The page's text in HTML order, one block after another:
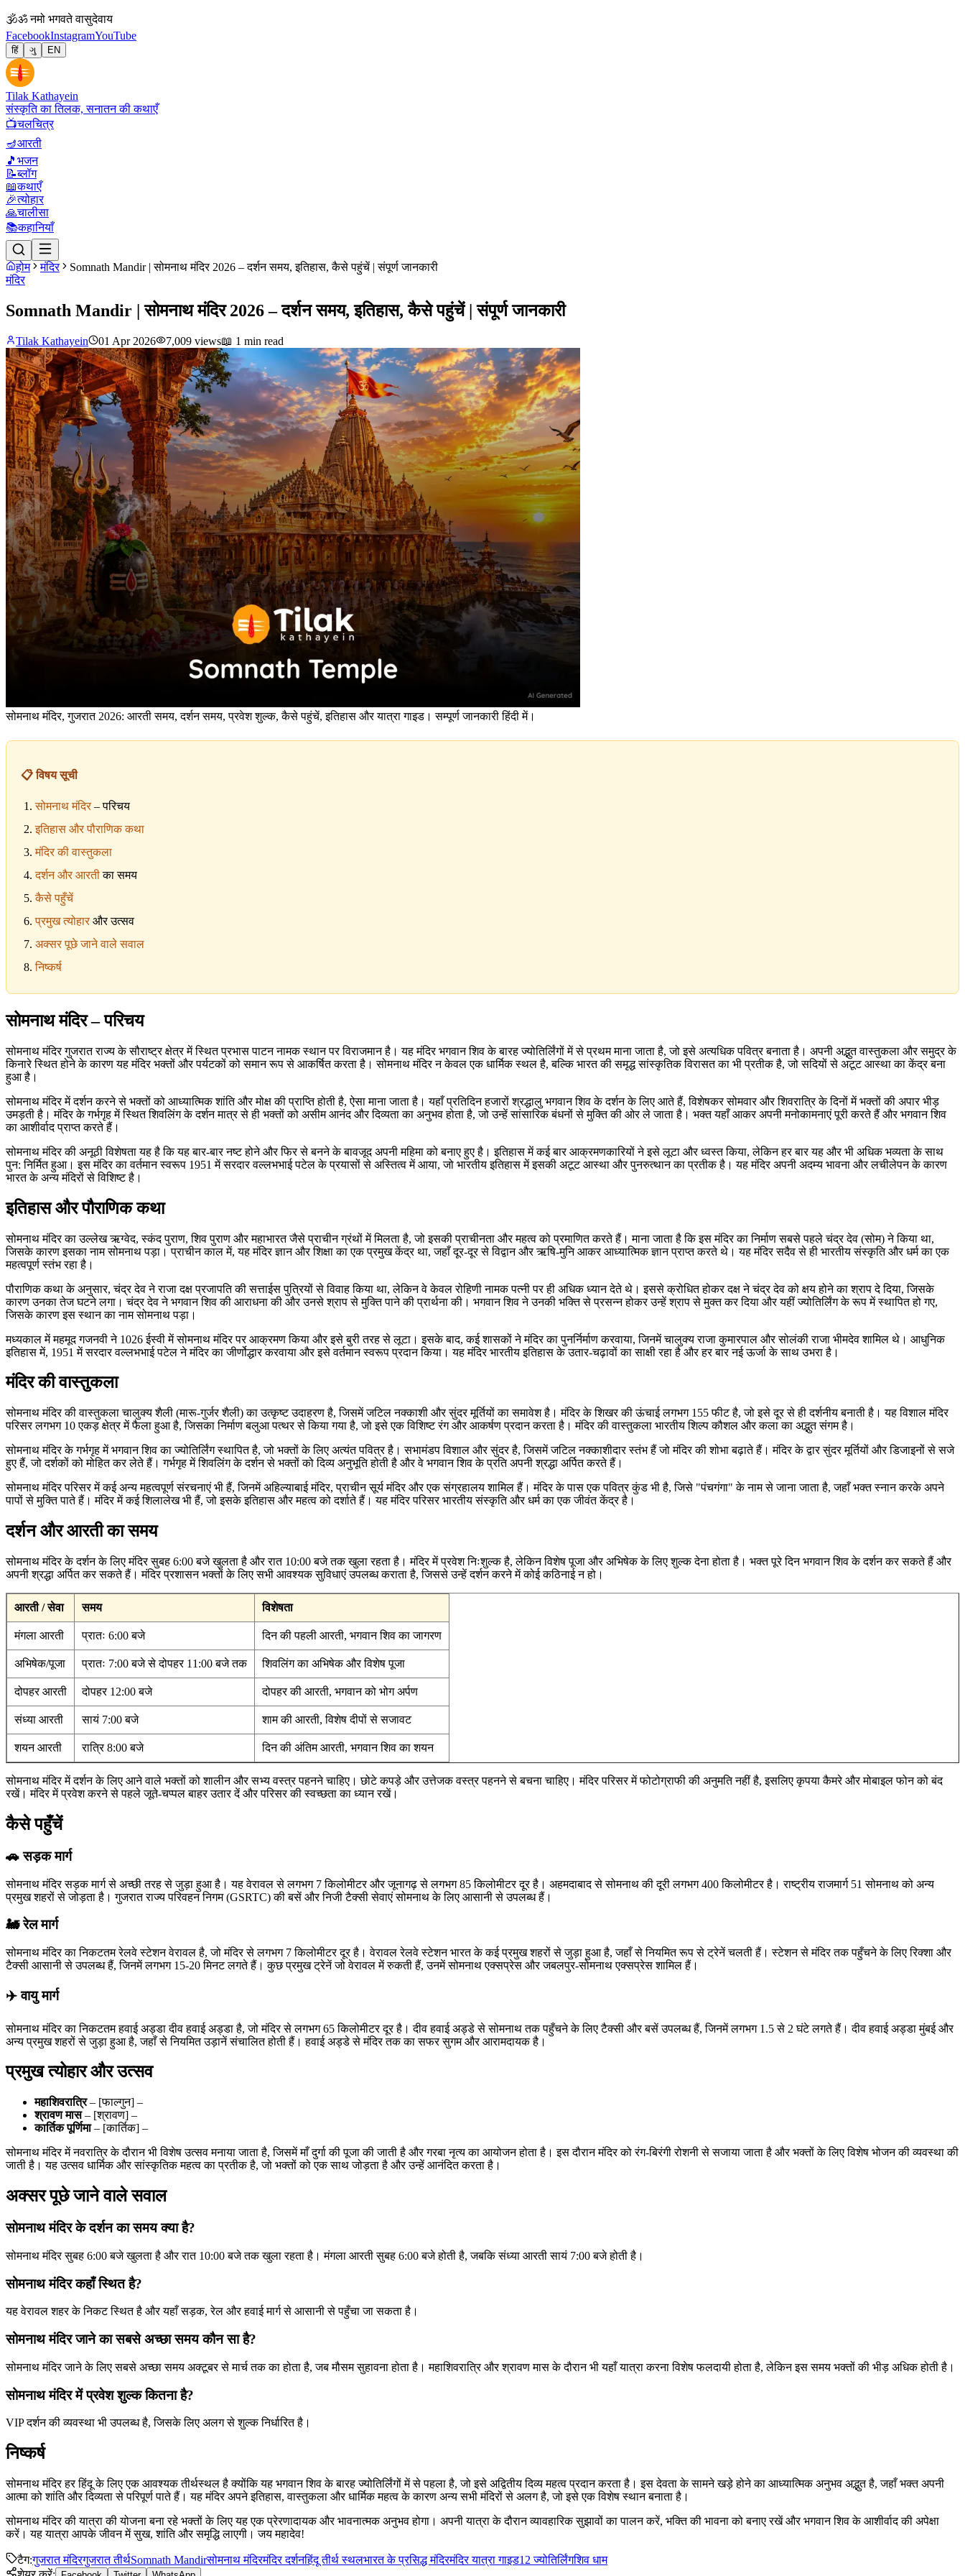
🕉ॐ नमो भगवते वासुदेवाय
FacebookInstagramYouTube
हिं ગુ EN
Tilak Kathayein
संस्कृति का तिलक, सनातन की कथाएँ
📺चलचित्र
🪔आरती
🎵 भजन
📝ब्लॉग
📖कथाएँ
🎉त्योहार
🙏चालीसा
📚कहानियाँ
होम मंदिर
Somnath Mandir | सोमनाथ मंदिर 2026 – दर्शन समय, इतिहास, कैसे पहुंचें | संपूर्ण जानकारी
मंदिर
Somnath Mandir | सोमनाथ मंदिर 2026 – दर्शन समय, इतिहास, कैसे पहुंचें | संपूर्ण जानकारी
Tilak Kathayein 01 Apr 2026 7,009 views📖 1 min read
सोमनाथ मंदिर, गुजरात 2026: आरती समय, दर्शन समय, प्रवेश शुल्क, कैसे पहुंचें, इतिहास और यात्रा गाइड। सम्पूर्ण जानकारी हिंदी में।
📋 विषय सूची
सोमनाथमंदिर – परिचय
इतिहास और पौराणिक कथा
मंदिर की वास्तुकला
दर्शन और आरतीका समय
कैसे पहुँचें
प्रमुखत्योहार और उत्सव
अक्सर पूछे जाने वाले सवाल
निष्कर्ष
सोमनाथ मंदिर – परिचय
सोमनाथ मंदिर गुजरात राज्य के सौराष्ट्र क्षेत्र में स्थित प्रभास पाटन नामक स्थान पर विराजमान है। यह मंदिर भगवान शिव के बारह ज्योतिर्लिंगों में से प्रथम माना जाता है, जो इसे अत्यधिक पवित्र बनाता है। अपनी अद्भुत वास्तुकला और समुद्र के
किनारे स्थित होने के कारण यह मंदिर भक्तों और पर्यटकों को समान रूप से आकर्षित करता है। सोमनाथ मंदिर न केवल एक धार्मिक स्थल है, बल्कि भारत की समृद्ध सांस्कृतिक विरासत का भी प्रतीक है, जो सदियों से अटूट आस्था का केंद्र बना
हुआ है।
सोमनाथ मंदिर में दर्शन करने से भक्तों को आध्यात्मिक शांति और मोक्ष की प्राप्ति होती है, ऐसा माना जाता है। यहाँ प्रतिदिन हजारों श्रद्धालु भगवान शिव के दर्शन के लिए आते हैं, विशेषकर सोमवार और शिवरात्रि के दिनों में भक्तों की अपार भीड़
उमड़ती है। मंदिर के गर्भगृह में स्थित शिवलिंग के दर्शन मात्र से ही भक्तों को असीम आनंद और दिव्यता का अनुभव होता है, जो उन्हें सांसारिक बंधनों से मुक्ति की ओर ले जाता है। भक्त यहाँ आकर अपनी मनोकामनाएं पूरी करते हैं और भगवान शिव
का आशीर्वाद प्राप्त करते हैं।
सोमनाथ मंदिर की अनूठी विशेषता यह है कि यह बार-बार नष्ट होने और फिर से बनने के बावजूद अपनी महिमा को बनाए हुए है। इतिहास में कई बार आक्रमणकारियों ने इसे लूटा और ध्वस्त किया, लेकिन हर बार यह और भी अधिक भव्यता के साथ
पुन: निर्मित हुआ। इस मंदिर का वर्तमान स्वरूप 1951 में सरदार वल्लभभाई पटेल के प्रयासों से अस्तित्व में आया, जो भारतीय इतिहास में इसकी अटूट आस्था और पुनरुत्थान का प्रतीक है। यह मंदिर अपनी अदम्य भावना और लचीलेपन के कारण
भारत के अन्य मंदिरों से विशिष्ट है।
इतिहास और पौराणिक कथा
सोमनाथ मंदिर का उल्लेख ऋग्वेद, स्कंद पुराण, शिव पुराण और महाभारत जैसे प्राचीन ग्रंथों में मिलता है, जो इसकी प्राचीनता और महत्व को प्रमाणित करते हैं। माना जाता है कि इस मंदिर का निर्माण सबसे पहले चंद्र देव (सोम) ने किया था,
जिसके कारण इसका नाम सोमनाथ पड़ा। प्राचीन काल में, यह मंदिर ज्ञान और शिक्षा का एक प्रमुख केंद्र था, जहाँ दूर-दूर से विद्वान और ऋषि-मुनि आकर आध्यात्मिक ज्ञान प्राप्त करते थे। यह मंदिर सदैव से ही भारतीय संस्कृति और धर्म का एक
महत्वपूर्ण स्तंभ रहा है।
पौराणिक कथा के अनुसार, चंद्र देव ने राजा दक्ष प्रजापति की सत्ताईस पुत्रियों से विवाह किया था, लेकिन वे केवल रोहिणी नामक पत्नी पर ही अधिक ध्यान देते थे। इससे क्रोधित होकर दक्ष ने चंद्र देव को क्षय होने का श्राप दे दिया, जिसके
कारण उनका तेज घटने लगा। चंद्र देव ने भगवान शिव की आराधना की और उनसे श्राप से मुक्ति पाने की प्रार्थना की। भगवान शिव ने उनकी भक्ति से प्रसन्न होकर उन्हें श्राप से मुक्त कर दिया और यहीं ज्योतिर्लिंग के रूप में स्थापित हो गए,
जिसके कारण इस स्थान का नाम सोमनाथ पड़ा।
मध्यकाल में महमूद गजनवी ने 1026 ईस्वी में सोमनाथ मंदिर पर आक्रमण किया और इसे बुरी तरह से लूटा। इसके बाद, कई शासकों ने मंदिर का पुनर्निर्माण करवाया, जिनमें चालुक्य राजा कुमारपाल और सोलंकी राजा भीमदेव शामिल थे। आधुनिक
इतिहास में, 1951 में सरदार वल्लभभाई पटेल ने मंदिर का जीर्णोद्धार करवाया और इसे वर्तमान स्वरूप प्रदान किया। यह मंदिर भारतीय इतिहास के उतार-चढ़ावों का साक्षी रहा है और हर बार नई ऊर्जा के साथ उभरा है।
मंदिर की वास्तुकला
सोमनाथ मंदिर की वास्तुकला चालुक्य शैली (मारू-गुर्जर शैली) का उत्कृष्ट उदाहरण है, जिसमें जटिल नक्काशी और सुंदर मूर्तियों का समावेश है। मंदिर के शिखर की ऊंचाई लगभग 155 फीट है, जो इसे दूर से ही दर्शनीय बनाती है। यह विशाल मंदिर
परिसर लगभग 10 एकड़ क्षेत्र में फैला हुआ है, जिसका निर्माण बलुआ पत्थर से किया गया है, जो इसे एक विशिष्ट रंग और आकर्षण प्रदान करता है। मंदिर की वास्तुकला भारतीय शिल्प कौशल और कला का अद्भुत संगम है।
सोमनाथ मंदिर के गर्भगृह में भगवान शिव का ज्योतिर्लिंग स्थापित है, जो भक्तों के लिए अत्यंत पवित्र है। सभामंडप विशाल और सुंदर है, जिसमें जटिल नक्काशीदार स्तंभ हैं जो मंदिर की शोभा बढ़ाते हैं। मंदिर के द्वार सुंदर मूर्तियों और डिजाइनों से सजे
हुए हैं, जो दर्शकों को मोहित कर लेते हैं। गर्भगृह में शिवलिंग के दर्शन से भक्तों को दिव्य अनुभूति होती है और वे भगवान शिव के प्रति अपनी श्रद्धा अर्पित करते हैं।
सोमनाथ मंदिर परिसर में कई अन्य महत्वपूर्ण संरचनाएं भी हैं, जिनमें अहिल्याबाई मंदिर, प्राचीन सूर्य मंदिर और एक संग्रहालय शामिल हैं। मंदिर के पास एक पवित्र कुंड भी है, जिसे "पंचगंगा" के नाम से जाना जाता है, जहाँ भक्त स्नान करके अपने
पापों से मुक्ति पाते हैं। मंदिर में कई शिलालेख भी हैं, जो इसके इतिहास और महत्व को दर्शाते हैं। यह मंदिर परिसर भारतीय संस्कृति और धर्म का एक जीवंत केंद्र है।
दर्शन और आरती का समय
सोमनाथ मंदिर के दर्शन के लिए मंदिर सुबह 6:00 बजे खुलता है और रात 10:00 बजे तक खुला रहता है। मंदिर में प्रवेश निःशुल्क है, लेकिन विशेष पूजा और अभिषेक के लिए शुल्क देना होता है। भक्त पूरे दिन भगवान शिव के दर्शन कर सकते हैं और
अपनी श्रद्धा अर्पित कर सकते हैं। मंदिर प्रशासन भक्तों के लिए सभी आवश्यक सुविधाएं उपलब्ध कराता है, जिससे उन्हें दर्शन करने में कोई कठिनाई न हो।
आरती / सेवा समय विशेषता
मंगला आरती प्रातः 6:00 बजे दिन की पहली आरती, भगवान शिव का जागरण
अभिषेक/पूजा प्रातः 7:00 बजे से दोपहर 11:00 बजे तक शिवलिंग का अभिषेक और विशेष पूजा
दोपहर आरती दोपहर 12:00 बजे दोपहर की आरती, भगवान को भोग अर्पण
संध्या आरती सायं 7:00 बजे शाम की आरती, विशेष दीपों से सजावट
शयन आरती रात्रि 8:00 बजे दिन की अंतिम आरती, भगवान शिव का शयन
सोमनाथ मंदिर में दर्शन के लिए आने वाले भक्तों को शालीन और सभ्य वस्त्र पहनने चाहिए। छोटे कपड़े और उत्तेजक वस्त्र पहनने से बचना चाहिए। मंदिर परिसर में फोटोग्राफी की अनुमति नहीं है, इसलिए कृपया कैमरे और मोबाइल फोन को बंद
रखें। मंदिर में प्रवेश करने से पहले जूते-चप्पल बाहर उतार दें और परिसर की स्वच्छता का ध्यान रखें।
कैसे पहुँचें
🚗 सड़क मार्ग
सोमनाथ मंदिर सड़क मार्ग से अच्छी तरह से जुड़ा हुआ है। यह वेरावल से लगभग 7 किलोमीटर और जूनागढ़ से लगभग 85 किलोमीटर दूर है। अहमदाबाद से सोमनाथ की दूरी लगभग 400 किलोमीटर है। राष्ट्रीय राजमार्ग 51 सोमनाथ को अन्य
प्रमुख शहरों से जोड़ता है। गुजरात राज्य परिवहन निगम (GSRTC) की बसें और निजी टैक्सी सेवाएं सोमनाथ के लिए आसानी से उपलब्ध हैं।
🚂 रेल मार्ग
सोमनाथ मंदिर का निकटतम रेलवे स्टेशन वेरावल है, जो मंदिर से लगभग 7 किलोमीटर दूर है। वेरावल रेलवे स्टेशन भारत के कई प्रमुख शहरों से जुड़ा हुआ है, जहाँ से नियमित रूप से ट्रेनें चलती हैं। स्टेशन से मंदिर तक पहुँचने के लिए रिक्शा और
टैक्सी आसानी से उपलब्ध हैं, जिनमें लगभग 15-20 मिनट लगते हैं। कुछ प्रमुख ट्रेनें जो वेरावल में रुकती हैं, उनमें सोमनाथ एक्सप्रेस और जबलपुर-सोमनाथ एक्सप्रेस शामिल हैं।
✈️ वायु मार्ग
सोमनाथ मंदिर का निकटतम हवाई अड्डा दीव हवाई अड्डा है, जो मंदिर से लगभग 65 किलोमीटर दूर है। दीव हवाई अड्डे से सोमनाथ तक पहुँचने के लिए टैक्सी और बसें उपलब्ध हैं, जिनमें लगभग 1.5 से 2 घंटे लगते हैं। दीव हवाई अड्डा मुंबई और
अन्य प्रमुख शहरों से जुड़ा हुआ है, जहाँ से नियमित उड़ानें संचालित होती हैं। हवाई अड्डे से मंदिर तक का सफर सुगम और आरामदायक है।
प्रमुख त्योहार और उत्सव
महाशिवरात्रि– [फाल्गुन] –
श्रावण मास– [श्रावण] –
कार्तिक पूर्णिमा– [कार्तिक] –
सोमनाथ मंदिर में नवरात्रि के दौरान भी विशेष उत्सव मनाया जाता है, जिसमें माँ दुर्गा की पूजा की जाती है और गरबा नृत्य का आयोजन होता है। इस दौरान मंदिर को रंग-बिरंगी रोशनी से सजाया जाता है और भक्तों के लिए विशेष भोजन की व्यवस्था की
जाती है। यह उत्सव धार्मिक और सांस्कृतिक महत्व का प्रतीक है, जो भक्तों को एक साथ जोड़ता है और उन्हें आनंदित करता है।
अक्सर पूछे जाने वाले सवाल
सोमनाथ मंदिर के दर्शन का समय क्या है?
सोमनाथ मंदिर सुबह 6:00 बजे खुलता है और रात 10:00 बजे तक खुला रहता है। मंगला आरती सुबह 6:00 बजे होती है, जबकि संध्या आरती सायं 7:00 बजे होती है।
सोमनाथ मंदिर कहाँ स्थित है?
यह वेरावल शहर के निकट स्थित है और यहाँ सड़क, रेल और हवाई मार्ग से आसानी से पहुँचा जा सकता है।
सोमनाथ मंदिर जाने का सबसे अच्छा समय कौन सा है?
सोमनाथ मंदिर जाने के लिए सबसे अच्छा समय अक्टूबर से मार्च तक का होता है, जब मौसम सुहावना होता है। महाशिवरात्रि और श्रावण मास के दौरान भी यहाँ यात्रा करना विशेष फलदायी होता है, लेकिन इस समय भक्तों की भीड़ अधिक होती है।
सोमनाथ मंदिर में प्रवेश शुल्क कितना है?
VIP दर्शन की व्यवस्था भी उपलब्ध है, जिसके लिए अलग से शुल्क निर्धारित है।
निष्कर्ष
सोमनाथ मंदिर हर हिंदू के लिए एक आवश्यक तीर्थस्थल है क्योंकि यह भगवान शिव के बारह ज्योतिर्लिंगों में से पहला है, जो इसे अद्वितीय दिव्य महत्व प्रदान करता है। इस देवता के सामने खड़े होने का आध्यात्मिक अनुभव अद्भुत है, जहाँ भक्त अपनी
आत्मा को शांति और दिव्यता से परिपूर्ण पाते हैं। यह मंदिर अपने इतिहास, वास्तुकला और धार्मिक महत्व के कारण अन्य सभी मंदिरों से अलग है, जो इसे एक विशेष स्थान बनाता है।
सोमनाथ मंदिर की यात्रा की योजना बना रहे भक्तों के लिए यह एक प्रेरणादायक और भावनात्मक अनुभव होगा। अपनी यात्रा के दौरान व्यावहारिक सुझावों का पालन करें, भक्ति की भावना को बनाए रखें और भगवान शिव के आशीर्वाद की अपेक्षा
करें। यह यात्रा आपके जीवन में सुख, शांति और समृद्धि लाएगी। जय महादेव!
टैग:गुजरात मंदिरगुजरात तीर्थSomnath Mandirसोमनाथ मंदिरमंदिर दर्शनहिंदू तीर्थ स्थलभारत के प्रसिद्ध मंदिरमंदिर यात्रा गाइड12 ज्योतिर्लिंगशिव धाम